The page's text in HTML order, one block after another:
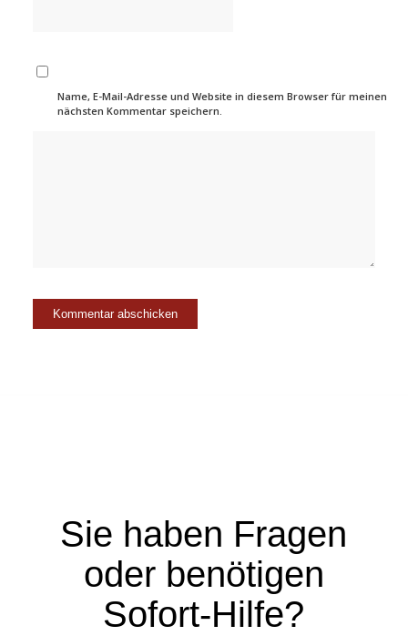
Name, E-Mail-Adresse und Website in diesem Browser für meinen
nächsten Kommentar speichern.
Sie haben Fragen
oder benötigen
Sofort-Hilfe?